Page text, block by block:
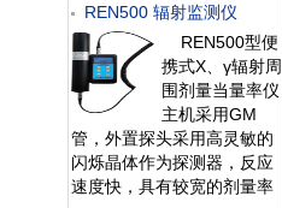
色，“当心电离辐射”用黑色
粗等线体字。标牌的尺寸、
形状和颜色及文字描述严格
按《GB 18871-200
REN500 辐射监测仪
REN500型便
携式X、γ辐射周
围剂量当量率仪
主机采用GM
管，外置探头采用高灵敏的
闪烁晶体作为探测器，反应
速度快，具有较宽的剂量率